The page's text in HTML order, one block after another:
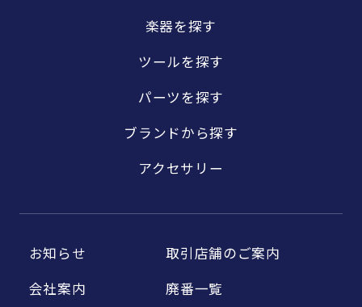
楽器を探す
ツールを探す
パーツを探す
ブランドから探す
アクセサリー
お知らせ
会社案内
取引店舗のご案内
廃番一覧